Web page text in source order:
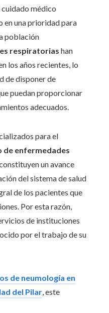
cuidado médico
en una prioridad para
población
respiratorias han
los años recientes, lo
de disponer de
puedan proporcionar
adecuados.
para el
de enfermedades
un avance
del sistema de salud
de los pacientes que
Por esta razón,
de instituciones
por el trabajo de su
de neumología en
del Pilar, este